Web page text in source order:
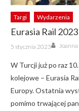
Targi Wydarzenia
Eurasia Rail
Posted
on
5 stycznia 2023 Author
W Turcji już po raz
kolejowe – Eurasia
Europy. Ostatnia
pomimo trwającej